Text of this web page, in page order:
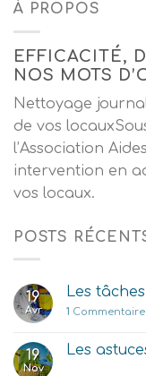
À PROPOS
EFFICACITÉ,
NOS MOTS
Nettoyage
de vos
l’Association
intervention en
vos locaux.
POSTS
19
Avr
Les
1 Commentaire
19
Nov
Les